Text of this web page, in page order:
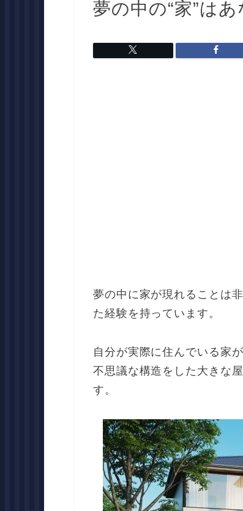
夢の中の“家”は
夢の中に家が現れることは
た経験を持っています。
自分が実際に住んでいる家
不思議な構造をした大きな
す。